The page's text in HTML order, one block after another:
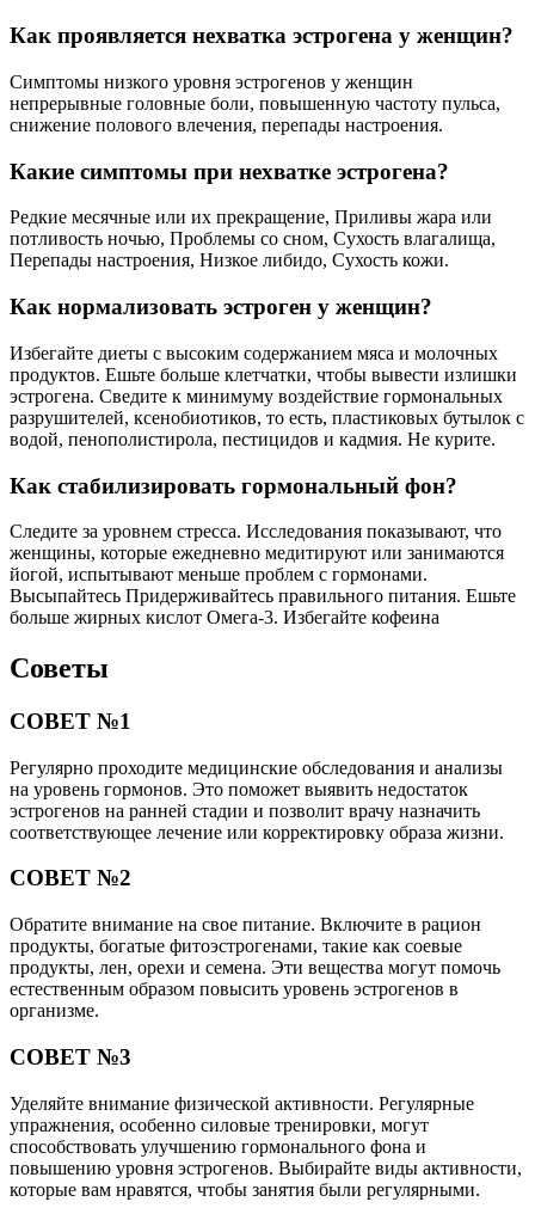
Как проявляется нехватка эстрогена у женщин?
Симптомы низкого уровня эстрогенов у женщин
непрерывные головные боли, повышенную частоту пульса,
снижение полового влечения, перепады настроения.
Какие симптомы при нехватке эстрогена?
Редкие месячные или их прекращение, Приливы жара или
потливость ночью, Проблемы со сном, Сухость влагалища,
Перепады настроения, Низкое либидо, Сухость кожи.
Как нормализовать эстроген у женщин?
Избегайте диеты с высоким содержанием мяса и молочных
продуктов. Ешьте больше клетчатки, чтобы вывести излишки
эстрогена. Сведите к минимуму воздействие гормональных
разрушителей, ксенобиотиков, то есть, пластиковых бутылок с
водой, пенополистирола, пестицидов и кадмия. Не курите.
Как стабилизировать гормональный фон?
Следите за уровнем стресса. Исследования показывают, что
женщины, которые ежедневно медитируют или занимаются
йогой, испытывают меньше проблем с гормонами.
Высыпайтесь Придерживайтесь правильного питания. Ешьте
больше жирных кислот Омега-3. Избегайте кофеина
Советы
СОВЕТ №1
Регулярно проходите медицинские обследования и анализы
на уровень гормонов. Это поможет выявить недостаток
эстрогенов на ранней стадии и позволит врачу назначить
соответствующее лечение или корректировку образа жизни.
СОВЕТ №2
Обратите внимание на свое питание. Включите в рацион
продукты, богатые фитоэстрогенами, такие как соевые
продукты, лен, орехи и семена. Эти вещества могут помочь
естественным образом повысить уровень эстрогенов в
организме.
СОВЕТ №3
Уделяйте внимание физической активности. Регулярные
упражнения, особенно силовые тренировки, могут
способствовать улучшению гормонального фона и
повышению уровня эстрогенов. Выбирайте виды активности,
которые вам нравятся, чтобы занятия были регулярными.